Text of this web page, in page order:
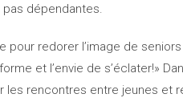
dépendantes.
pour redorer l’image de
et l’envie de s’éclater!»
les rencontres entre jeunes et